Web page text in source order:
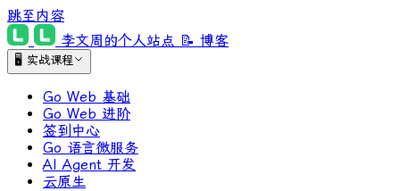
跳至内容
李文周的个人站点 📝 博客
🖥 实战课程
Go Web 基础
Go Web 进阶
签到中心
Go 语言微服务
AI Agent 开发
云原生